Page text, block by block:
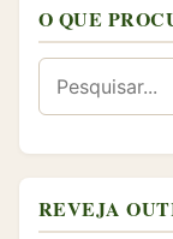
O QUE
REVEJA